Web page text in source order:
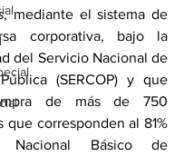
mediante el sistema de
corporativa, bajo la
del Servicio Nacional de
(SERCOP) y que
de más de 750
que corresponden al 81%
Nacional Básico de